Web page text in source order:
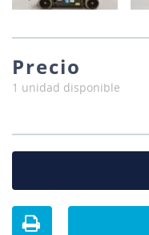
Precio
1 unidad disponible